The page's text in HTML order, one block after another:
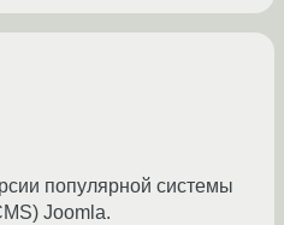
популярной системы
Joomla.